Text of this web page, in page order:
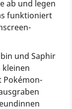
ab und legen
funktioniert
und Saphir
Pokémon-